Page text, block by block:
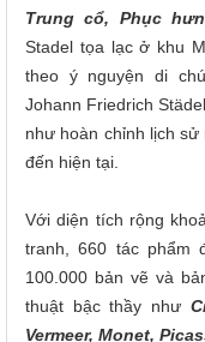
Trung cổ, Phục
Stadel tọa lạc ở khu
theo ý nguyện di
Johann Friedrich
như hoàn chỉnh lịch
đến hiện tại.
Với diện tích rộng
tranh, 660 tác phẩm
100.000 bản vẽ và
thuật bậc thầy như
Vermeer, Monet,